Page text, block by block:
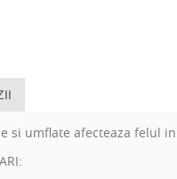
si umflate afecteaza felul